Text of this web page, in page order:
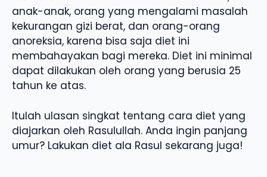
anak-anak, orang yang mengalami masalah
kekurangan gizi berat, dan orang-orang
anoreksia, karena bisa saja diet ini
membahayakan bagi mereka. Diet ini minimal
dapat dilakukan oleh orang yang berusia 25
tahun ke atas.
Itulah ulasan singkat tentang cara diet yang
diajarkan oleh Rasulullah. Anda ingin panjang
umur? Lakukan diet ala Rasul sekarang juga!